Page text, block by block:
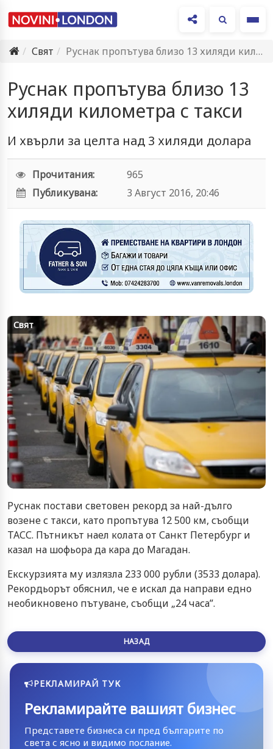
Свят
Руснак пропътува близо 13 хиляди километра с такси
Руснак пропътува близо 13
хиляди километра с такси
И хвърли за целта над 3 хиляди долара
Прочитания:
965
Публикувана:
3 Август 2016, 20:46
Свят
Руснак постави световен рекорд за най-дълго
возене с такси, като пропътува 12 500 км, съобщи
ТАСС. Пътникът наел колата от Санкт Петербург и
казал на шофьора да кара до Магадан.
Екскурзията му излязла 233 000 рубли (3533 долара).
Рекордьорът обяснил, че е искал да направи едно
необикновено пътуване, съобщи „24 часа”.
НАЗАД
РЕКЛАМИРАЙ ТУК
Рекламирайте вашият бизнес
Представете бизнеса си пред българите по
света с ясно и видимо послание.